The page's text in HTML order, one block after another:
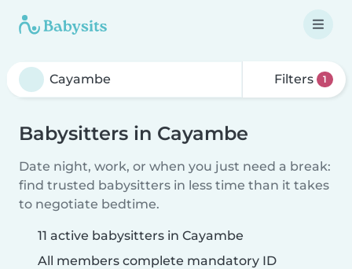
Filters 1
Babysitters in Cayambe
Date night, work, or when you just need a break:
find trusted babysitters in less time than it takes
to negotiate bedtime.
11 active babysitters in Cayambe
All members complete mandatory ID